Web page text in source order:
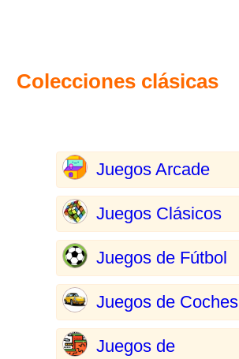
Colecciones clásicas
Juegos Arcade
Juegos Clásicos
Juegos de Fútbol
Juegos de Coches
Juegos de